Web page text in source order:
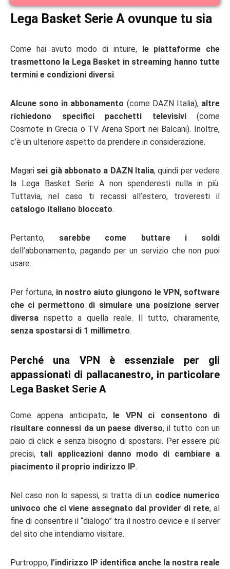
Lega Basket Serie A ovunque tu sia
Come hai avuto modo di intuire,
le piattaforme che
trasmettono la Lega Basket in streaming hanno tutte
termini e condizioni diversi.
Alcune sono in abbonamento (come DAZN Italia), altre
richiedono specifici pacchetti televisivi(come
Cosmote in Grecia o TV Arena Sport nei Balcani). Inoltre,
c’è un ulteriore aspetto da prendere in considerazione.
Magari sei già abbonato a DAZN Italia, quindi per vedere
la Lega Basket Serie A non spenderesti nulla in più.
Tuttavia, nel caso ti recassi all’estero, troveresti il
catalogo italiano bloccato.
Pertanto, sarebbe come buttare i soldi
dell’abbonamento, pagando per un servizio che non puoi
usare.
Per fortuna, in nostro aiuto giungono le VPN, software
che ci permettono di simulare una posizione server
diversa rispetto a quella reale. Il tutto, chiaramente,
senza spostarsi di 1 millimetro.
Perché una VPN è essenziale per gli
appassionati di pallacanestro, in particolare
Lega Basket Serie A
Come appena anticipato,
le VPN ci consentono di
risultare connessi da un paese diverso, il tutto con un
paio di click e senza bisogno di spostarsi. Per essere più
precisi, tali applicazioni danno modo di cambiare a
piacimento il proprio indirizzo IP.
Nel caso non lo sapessi, si tratta di un codice numerico
univoco che ci viene assegnato dal provider di rete, al
fine di consentire il “dialogo” tra il nostro device e il server
del sito che intendiamo visitare.
Purtroppo, l’indirizzo IP identifica anche la nostra reale